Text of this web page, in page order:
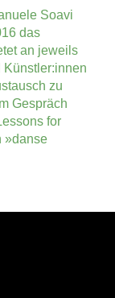
Soavi
das
an jeweils
Künstler:innen
zu
Gespräch
for
»danse